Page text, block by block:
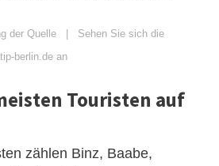
der Quelle
Sehen Sie sich die
berlin.de an
Touristen auf
zählen Binz, Baabe,